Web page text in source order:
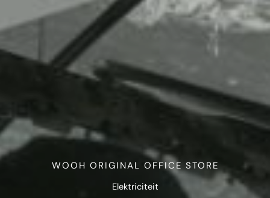
WOOH ORIGINAL OFFICE STORE
Elektriciteit